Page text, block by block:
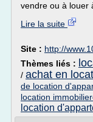
vendre ou à louer
Lire la suite
Site : http://
Thèmes liés :
/ achat en
de location
location
location